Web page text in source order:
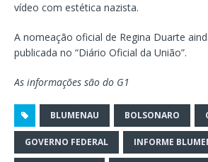
vídeo com estética nazista.
A nomeação oficial de Regina Duarte
publicada no “Diário Oficial da União”.
As informações são do G1
BLUMENAU BOLSONARO
GOVERNO FEDERAL INFORME